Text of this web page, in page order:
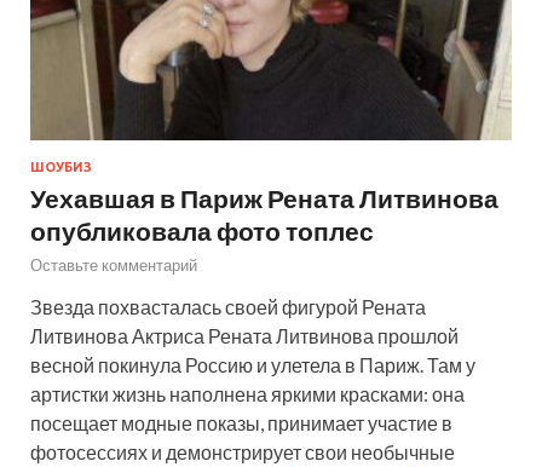
ШОУБИЗ
Уехавшая в Париж Рената Литвинова
опубликовала фото топлес
Оставьте комментарий
Звезда похвасталась своей фигурой Рената
Литвинова Актриса Рената Литвинова прошлой
весной покинула Россию и улетела в Париж. Там у
артистки жизнь наполнена яркими красками: она
посещает модные показы, принимает участие в
фотосессиях и демонстрирует свои необычные